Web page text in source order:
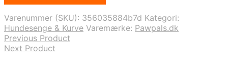
1.099,00 kr..934,15 kr..
Varenummer (SKU): 356035884b7d Kategori:
Hundesenge & Kurve Varemærke: Pawpals.dk
Previous Product
Next Product